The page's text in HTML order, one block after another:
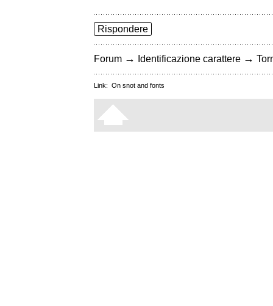
Rispondere
Forum → Identificazione carattere →
Link: On snot and fonts